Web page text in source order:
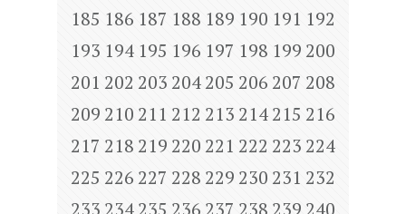
185 186 187 188 189 190 191 192
193 194 195 196 197 198 199 200
201 202 203 204205 206 207 208
209 210 211 212 213 214215 216
217 218 219 220 221 222 223 224
225 226 227 228 229 230 231 232
233 234235 236 237 238 239 240